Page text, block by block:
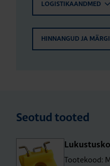
LOGISTIKAANDMED
HINNANGUD JA
Seotud tooted
Tootekood: